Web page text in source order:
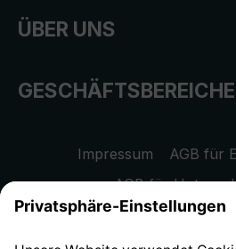
ÜBER UNS
GESCHÄFTSBEREICHE
Impressum
AGB für
AGB für
Datenschutzhinweis